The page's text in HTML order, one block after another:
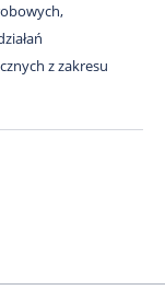
z zakresu